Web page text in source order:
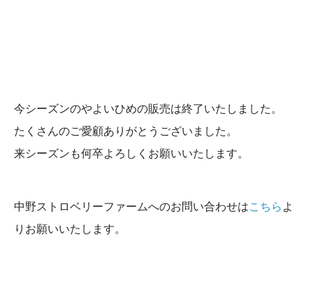
今シーズンのやよいひめの販売は終了いたしました。
たくさんのご愛顧ありがとうございました。
来シーズンも何卒よろしくお願いいたします。
中野ストロベリーファームへのお問い合わせはこちら よ
りお願いいたします。